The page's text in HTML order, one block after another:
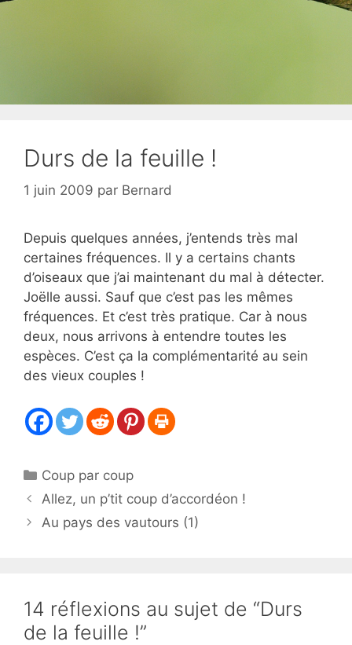
Durs de la feuille !
1 juin 2009 par Bernard
Depuis quelques années, j’entends très mal
certaines fréquences. Il y a certains chants
d’oiseaux que j’ai maintenant du mal à détecter.
Joëlle aussi. Sauf que c’est pas les mêmes
fréquences. Et c’est très pratique. Car à nous
deux, nous arrivons à entendre toutes les
espèces. C’est ça la complémentarité au sein
des vieux couples !
Catégories
Coup par coup
Allez, un p’tit coup d’accordéon !
Au pays des vautours (1)
14 réflexions au sujet de “Durs
de la feuille !”